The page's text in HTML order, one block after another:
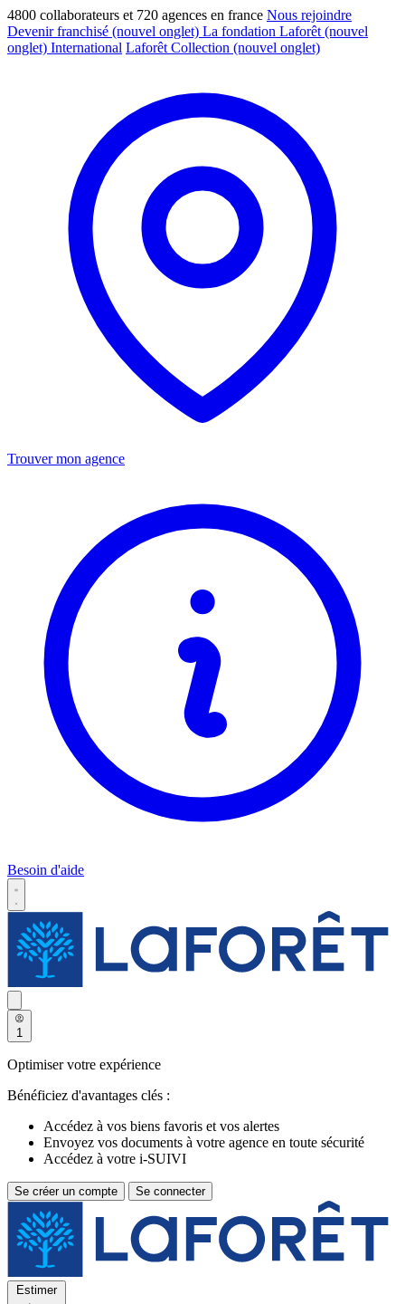
4800 collaborateurs et 720 agences en france Nous rejoindre
Devenir franchisé (nouvel onglet) La fondation Laforêt (nouvel
onglet) International Laforêt Collection (nouvel onglet)
Trouver mon agence
Besoin d'aide
1
Optimiser votre expérience
Bénéficiez d'avantages clés :
Accédez à vos biens favoris et vos alertes
Envoyez vos documents à votre agence en toute sécurité
Accédez à votre i-SUIVI
Se créer un compte Se connecter
Estimer